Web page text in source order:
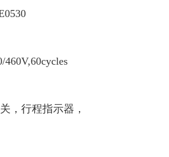
460V,60cycles
，行程指示器，